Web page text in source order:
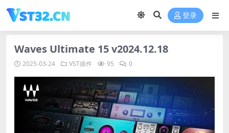
登录
Waves Ultimate 15 v2024.12.18
2025-03-24 VST插件 95 0